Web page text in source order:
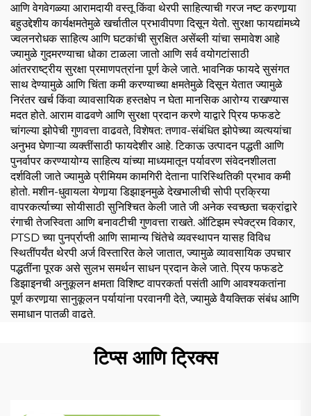
आणि वेगवेगळ्या आरामदायी वस्तू किंवा थेरपी साहित्याची गरज नष्ट करणार्‍या
बहुउद्देशीय कार्यक्षमतेमुळे खर्चातील प्रभावीपणा दिसून येतो. सुरक्षा फायद्यांमध्ये
ज्वलनरोधक साहित्य आणि घटकांची सुरक्षित असेंब्ली यांचा समावेश आहे
ज्यामुळे गुदमरण्याचा धोका टाळला जातो आणि सर्व वयोगटांसाठी
आंतरराष्ट्रीय सुरक्षा प्रमाणपत्रांना पूर्ण केले जाते. भावनिक फायदे सुसंगत
साथ देण्यामुळे आणि चिंता कमी करण्याच्या क्षमतेमुळे दिसून येतात ज्यामुळे
निरंतर खर्च किंवा व्यावसायिक हस्तक्षेप न घेता मानसिक आरोग्य राखण्यास
मदत होते. आराम वाढवणे आणि सुरक्षा प्रदान करणे याद्वारे प्रिय फफडटे
चांगल्या झोपेची गुणवत्ता वाढवते, विशेषत: तणाव-संबंधित झोपेच्या व्यत्ययांचा
अनुभव घेणाऱ्या व्यक्तींसाठी फायदेशीर आहे. टिकाऊ उत्पादन पद्धती आणि
पुनर्वापर करण्यायोग्य साहित्य यांच्या माध्यमातून पर्यावरण संवेदनशीलता
दर्शविली जाते ज्यामुळे प्रीमियम कामगिरी देताना पारिस्थितिकी प्रभाव कमी
होतो. मशीन-धुवायला येणार्‍या डिझाइनमुळे देखभालीची सोपी प्रक्रिया
वापरकर्त्याच्या सोयीसाठी सुनिश्चित केली जाते जी अनेक स्वच्छता चक्रांद्वारे
रंगाची तेजस्विता आणि बनावटीची गुणवत्ता राखते. ऑटिझम स्पेक्ट्रम विकार,
PTSD च्या पुनर्प्राप्ती आणि सामान्य चिंतेचे व्यवस्थापन यासह विविध
स्थितींपर्यंत थेरपी अर्ज विस्तारित केले जातात, ज्यामुळे व्यावसायिक उपचार
पद्धतींना पूरक असे सुलभ समर्थन साधन प्रदान केले जाते. प्रिय फफडटे
डिझाइनची अनुकूलन क्षमता विशिष्ट वापरकर्ता पसंती आणि आवश्यकतांना
पूर्ण करणार्‍या सानुकूलन पर्यायांना परवानगी देते, ज्यामुळे वैयक्तिक संबंध आणि
समाधान पातळी वाढते.
टिप्स आणि ट्रिक्स